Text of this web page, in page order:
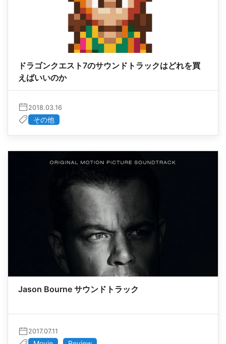
ドラゴンクエスト7のサウンドトラックはどれを買
えばいいのか
2018.03.16
その他
Jason Bourne サウンドトラック
2017.07.11